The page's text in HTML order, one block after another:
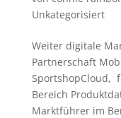
Unkategorisiert
Weiter digitale
Partnerschaft
SportshopCloud,
Bereich
Marktführer im